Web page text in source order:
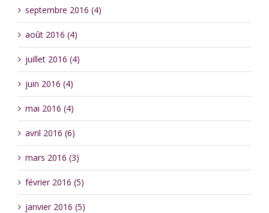
septembre 2016 (4)
août 2016 (4)
juillet 2016 (4)
juin 2016 (4)
mai 2016 (4)
avril 2016 (6)
mars 2016 (3)
février 2016 (5)
janvier 2016 (5)